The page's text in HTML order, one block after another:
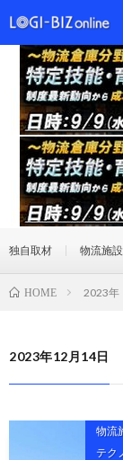
独自取材 物流施
HOME 2023年
2023年12月14日
物流
テク